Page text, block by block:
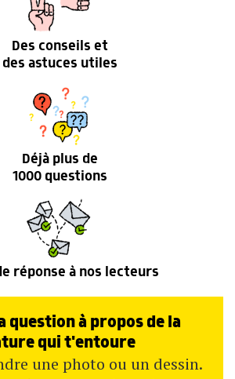
Des conseils et
des astuces utiles
Déjà plus de
1000 questions
réponse à nos lecteurs
question à propos de la
qui t'entoure
une photo ou un dessin.